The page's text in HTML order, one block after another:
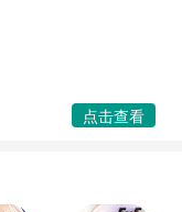
点击查看